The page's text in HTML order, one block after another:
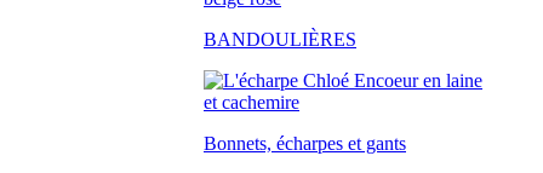
BANDOULIÈRES
Bonnets, écharpes et gants